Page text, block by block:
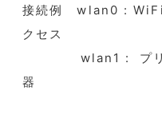
接続例 wlan0 : WiFi
クセス
wlan1 : プリン
器